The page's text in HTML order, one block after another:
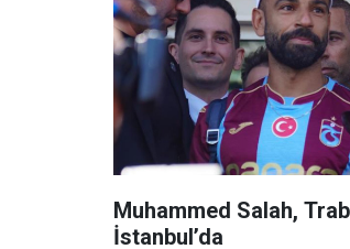
Muhammed Salah,
İstanbul’da